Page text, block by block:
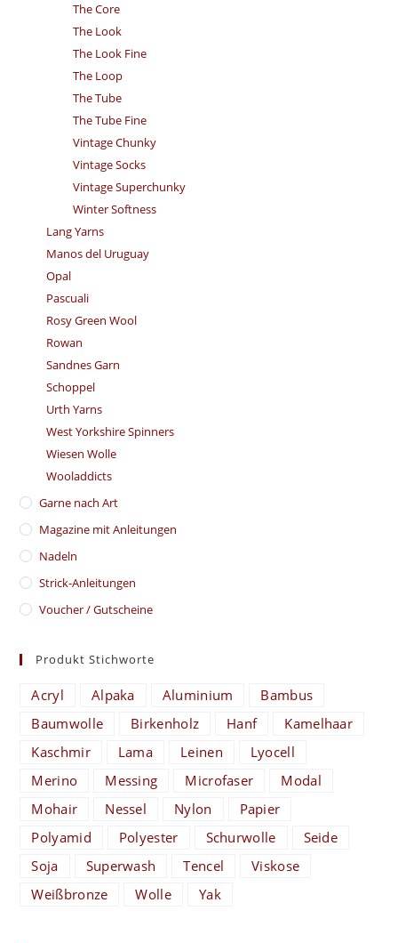
The Core
The Look
The Look Fine
The Loop
The Tube
The Tube Fine
Vintage Chunky
Vintage Socks
Vintage Superchunky
Winter Softness
Lang Yarns
Manos del Uruguay
Opal
Pascuali
Rosy Green Wool
Rowan
Sandnes Garn
Schoppel
Urth Yarns
West Yorkshire Spinners
Wiesen Wolle
Wooladdicts
Garne nach Art
Magazine mit Anleitungen
Nadeln
Strick-Anleitungen
Voucher / Gutscheine
Produkt Stichworte
Acryl Alpaka Aluminium
Bambus
Baumwolle
Birkenholz Hanf
Kamelhaar
Kaschmir
Lama Leinen
Lyocell
Merino
Messing Microfaser
Modal
Mohair
Nessel Nylon
Papier
Polyamid
Polyester Schurwolle
Seide
Soja
Superwash Tencel
Viskose
Weißbronze
Wolle Yak